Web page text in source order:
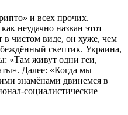
и всех прочих.
неудачно назван этот
в чистом виде, он хуже, чем
скептик. Украина,
«Там живут одни геи,
Далее: «Когда мы
знамёнами двинемся в
социалистические